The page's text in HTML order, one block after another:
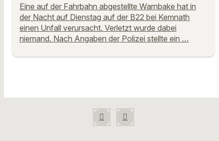
Eine auf der Fahrbahn abgestellte Warnbake hat in
der Nacht auf Dienstag auf der B22 bei Kemnath
einen Unfall verursacht. Verletzt wurde dabei
niemand. Nach Angaben der Polizei stellte ein …